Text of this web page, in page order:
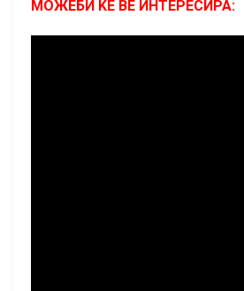
МОЖЕБИ ЌЕ ВЕ ИНТЕРЕСИРА: